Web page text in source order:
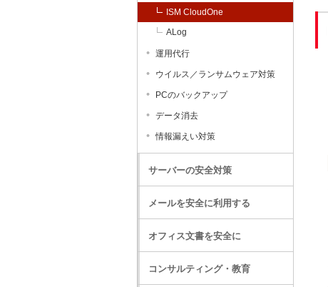
ISM CloudOne
ALog
運用代行
ウイルス／ランサムウェア対策
PCのバックアップ
データ消去
情報漏えい対策
サーバーの安全対策
メールを安全に利用する
オフィス文書を安全に
コンサルティング・教育